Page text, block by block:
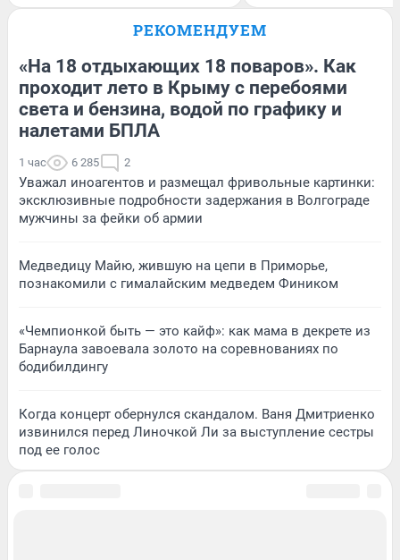
РЕКОМЕНДУЕМ
«На 18 отдыхающих 18 поваров». Как
проходит лето в Крыму с перебоями
света и бензина, водой по графику и
налетами БПЛА
1 час 6 285 2
Уважал иноагентов и размещал фривольные картинки:
эксклюзивные подробности задержания в Волгограде
мужчины за фейки об армии
Медведицу Майю, жившую на цепи в Приморье,
познакомили с гималайским медведем Фиником
«Чемпионкой быть — это кайф»: как мама в декрете из
Барнаула завоевала золото на соревнованиях по
бодибилдингу
Когда концерт обернулся скандалом. Ваня Дмитриенко
извинился перед Линочкой Ли за выступление сестры
под ее голос